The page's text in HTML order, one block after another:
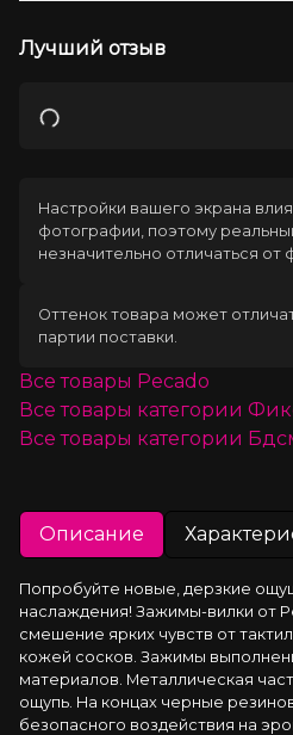
Лучший отзыв
Загрузка
Настройки вашего экрана
фотографии, поэтому
незначительно отличаться от
Оттенок товара может
партии поставки.
Все товары Pecado
Все товары категории
Все товары категории
Описание
Попробуйте новые, дерзкие
наслаждения! Зажимы-вилки от
смешение ярких чувств от
кожей сосков. Зажимы
материалов. Металлическая
ощупь. На концах черные
безопасного воздействия на